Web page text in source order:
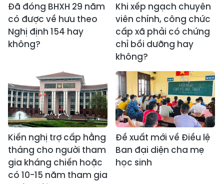
Đã đóng BHXH 29 năm
có được về hưu theo
Nghị định 154 hay
không?
Khi xếp ngạch chuyên
viên chính, công chức
cấp xã phải có chứng
chỉ bồi dưỡng hay
không?
Kiến nghị trợ cấp hằng
tháng cho người tham
gia kháng chiến hoặc
có 10-15 năm tham gia
Đề xuất mới về Điều lệ
Ban đại diện cha mẹ
học sinh